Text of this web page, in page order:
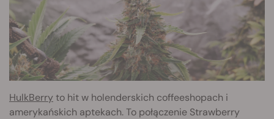
HulkBerryto hit w holenderskich coffeeshopach i
amerykańskich aptekach. To połączenie Strawberry